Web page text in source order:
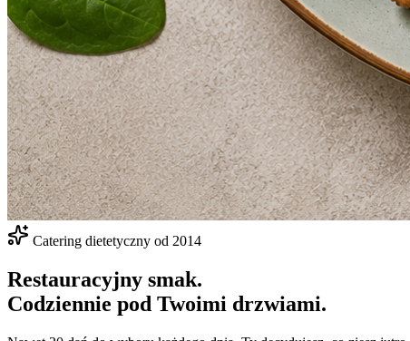
Catering dietetyczny od 2014
Restauracyjny smak.
Codziennie pod Twoimi drzwiami.